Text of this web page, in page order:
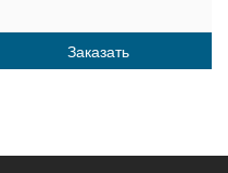
Заказать